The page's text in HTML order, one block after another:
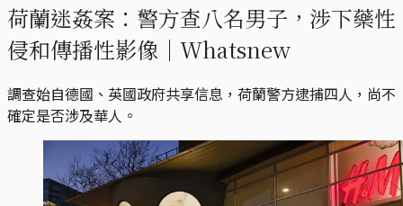
荷蘭迷姦案：警方查八名男子，涉下藥性
侵和傳播性影像｜Whatsnew
調查始自德國、英國政府共享信息，荷蘭警方逮捕四人，尚不
確定是否涉及華人。